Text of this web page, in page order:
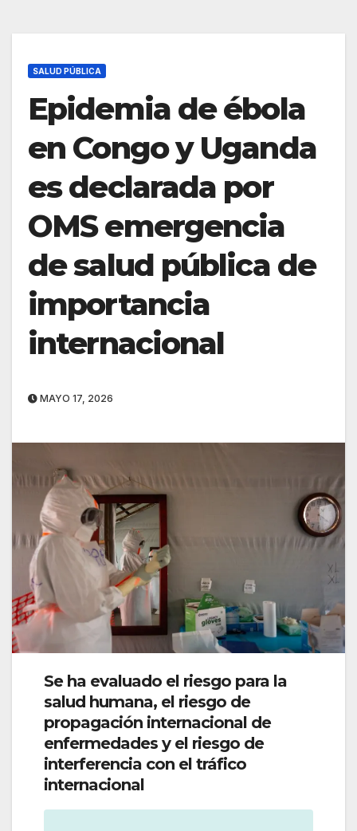
SALUD PÚBLICA
Epidemia de ébola
en Congo y Uganda
es declarada por
OMS emergencia
de salud pública de
importancia
internacional
MAYO 17, 2026
Se ha evaluado el riesgo para la
salud humana, el riesgo de
propagación internacional de
enfermedades y el riesgo de
interferencia con el tráfico
internacional